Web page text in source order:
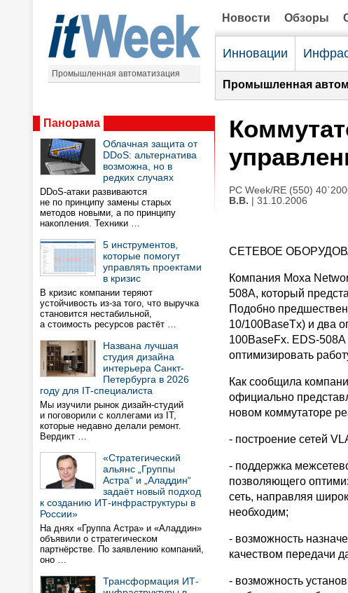
Промышленная автоматизация
Новости Обзоры
Инновации
Промышленная
Панорама
Облачная защита от
DDoS: альтернатива
возможна, но в
редких случаях
DDoS-атаки развиваются
не по принципу замены старых
методов новыми, а по принципу
накопления. Техники …
5 инструментов,
которые помогут
управлять проектами
в кризис
В кризис компании теряют
устойчивость из-за того, что выручка
становится нестабильной,
а стоимость ресурсов растёт …
Названа лучшая
студия дизайна
интерьера Санкт-
Петербурга в 2026
году для IT-специалиста
Мы изучили рынок дизайн-студий
и поговорили с коллегами из IT,
которые недавно делали ремонт.
Вердикт …
«Стратегический
альянс „Группы
Астра“ и „Аладдин“
задаёт новый подход
к созданию ИТ-инфраструктуры в
России»
На днях «Группа Астра» и «Аладдин»
объявили о стратегическом
партнёрстве. По заявлению компаний,
оно …
Трансформация ИТ-
PC Week/RE (550)
В.В. | 31.10.2006
СЕТЕВОЕ
Компания Moxa
508A, который
Подобно
10/100BaseTx) и два
100BaseFx. EDS-
оптимизировать
Как сообщила
официально
новом коммутаторе
- построение сетей
- поддержка
позволяющего
сеть, направляя
необходим;
- возможность
качеством передачи
- возможность